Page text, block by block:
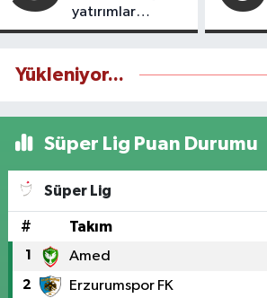
yatırımlar
yapılıyor
Yükleniyor...
Süper Lig Puan Durumu
Süper Lig
# Takım
1 Amed
2 Erzurumspor FK